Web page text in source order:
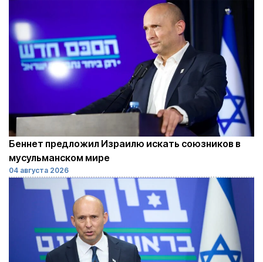
04 августа 2026
Беннет предложил Израилю искать союзников в
мусульманском мире